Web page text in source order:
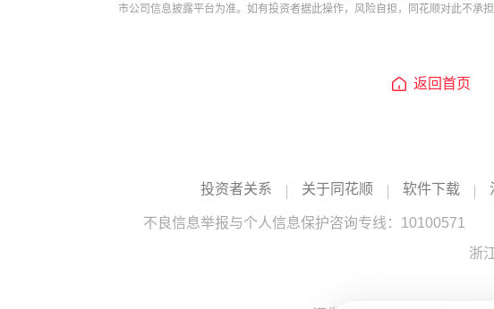
市公司信息披露平台为准。如有投资者据此操作，风险自担，同花顺对此不承担
返回首页
投资者关系 关于同花顺 软件下载
不良信息举报与个人信息保护咨询专线：10100571
浙